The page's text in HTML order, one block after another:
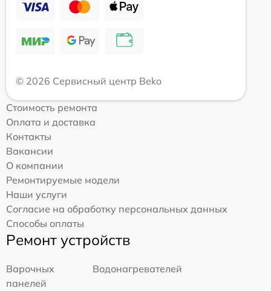
© 2026 Сервисный центр Beko
Стоимость ремонта
Оплата и доставка
Контакты
Вакансии
О компании
Ремонтируемые модели
Наши услуги
Согласие на обработку персональных данных
Способы оплаты
Ремонт устройств
Варочных
панелей
Водонагревателей